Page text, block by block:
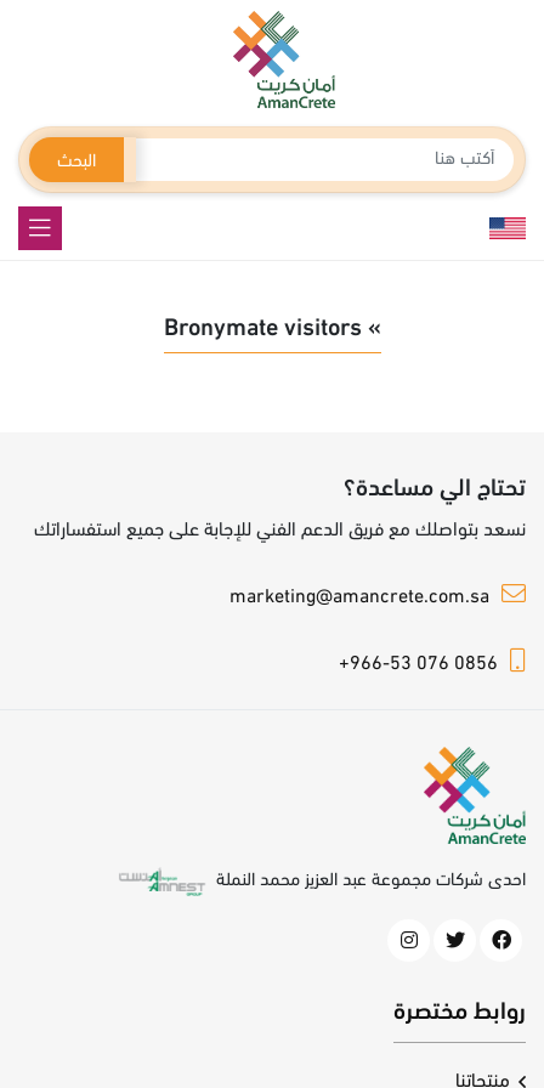
البحث
» Bronymate visitors
تحتاج الي مساعدة؟
نسعد بتواصلك مع فريق الدعم الفني للإجابة على جميع استفساراتك
marketing@amancrete.com.sa
+966-53 076 0856
احدى شركات مجموعة عبد العزيز محمد النملة
روابط مختصرة
منتجاتنا